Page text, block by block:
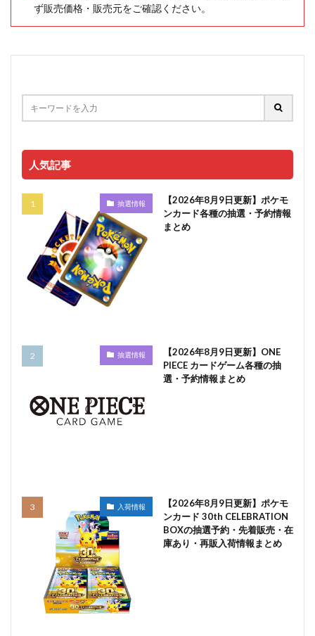
ず販売価格・販売元をご確認ください。
人気記事
抽選情報
【2026年8月9日更新】ポケモ
ンカード各種の抽選・予約情報
まとめ
抽選情報
【2026年8月9日更新】ONE
PIECE カードゲーム各種の抽
選・予約情報まとめ
入荷情報
【2026年8月9日更新】ポケモ
ンカード 30th CELEBRATION
BOXの抽選予約・先着販売・在
庫あり・再販入荷情報まとめ